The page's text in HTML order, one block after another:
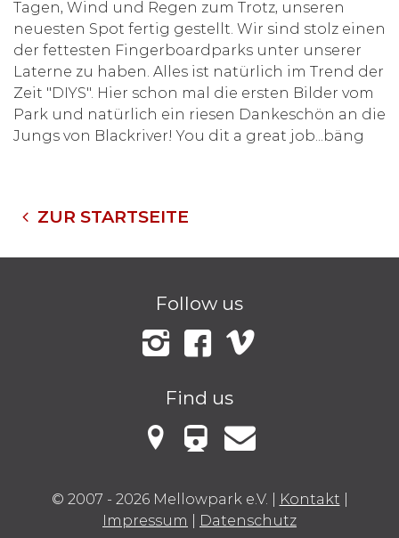
Tagen, Wind und Regen zum Trotz, unseren
neuesten Spot fertig gestellt. Wir sind stolz einen
der fettesten Fingerboardparks unter unserer
Laterne zu haben. Alles ist natürlich im Trend der
Zeit "DIYS". Hier schon mal die ersten Bilder vom
Park und natürlich ein riesen Dankeschön an die
Jungs von Blackriver! You dit a great job...bäng
ZUR STARTSEITE
Follow us
Find us
VBB Fahrinfo
© 2007 - 2026 Mellowpark e.V. Kontakt
Impressum
Datenschutz